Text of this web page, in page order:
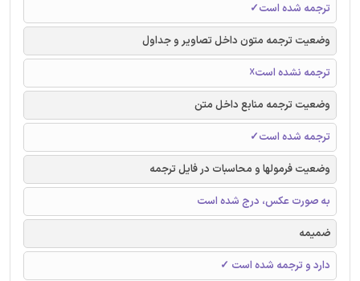
ترجمه شده است✓
وضعیت ترجمه متون داخل تصاویر و جداول
ترجمه نشده است☓
وضعیت ترجمه منابع داخل متن
ترجمه شده است✓
وضعیت فرمولها و محاسبات در فایل ترجمه
به صورت عکس، درج شده است
ضمیمه
دارد و ترجمه شده است ✓